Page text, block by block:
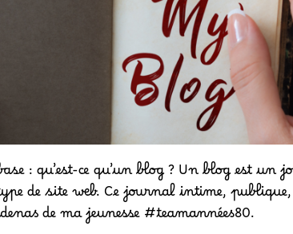
: qu’est-ce qu’un blog ? Un blog est un
de site web. Ce journal intime,
de ma jeunesse #teamannées80.